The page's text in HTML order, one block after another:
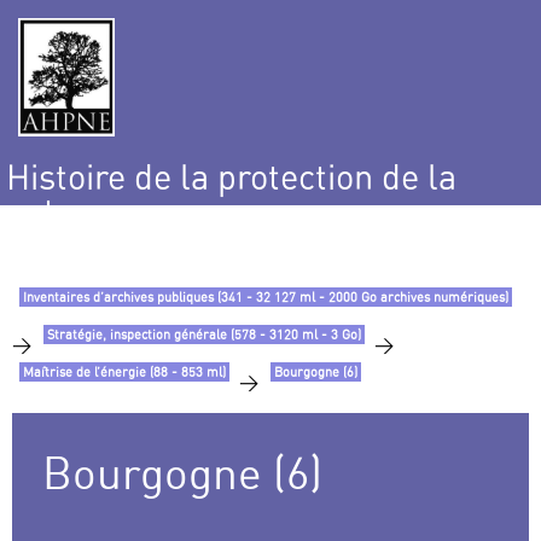
Histoire de la protection de la
nature
Inventaires d’archives publiques (341 - 32 127 ml - 2000 Go archives numériques)
> Stratégie, inspection générale (578 - 3120 ml - 3 Go) >
Maîtrise de l’énergie (88 - 853 ml) > Bourgogne (6)
Bourgogne (6)